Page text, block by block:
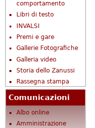
comportamento
Libri di testo
INVALSI
Premi e gare
Gallerie Fotografiche
Galleria video
Storia dello Zanussi
Rassegna stampa
Comunicazioni
Albo online
Amministrazione